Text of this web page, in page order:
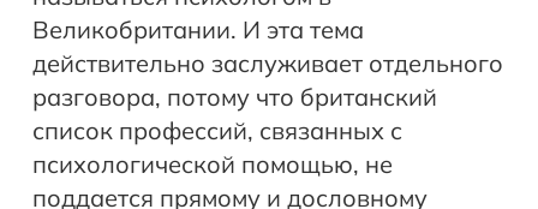
Великобритании. И эта тема
действительно заслуживает отдельного
разговора, потому что британский
список профессий, связанных с
психологической помощью, не
поддается прямому и дословному